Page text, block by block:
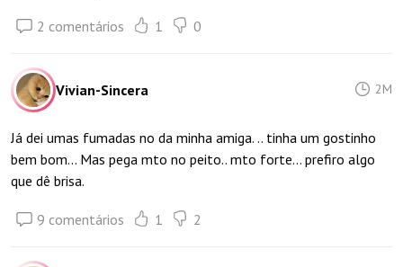
2 comentários 1 0
Vivian-Sincera 2M
Já dei umas fumadas no da minha amiga. .. tinha um gostinho
bem bom... Mas pega mto no peito.. mto forte... prefiro algo
que dê brisa.
9 comentários 1 2